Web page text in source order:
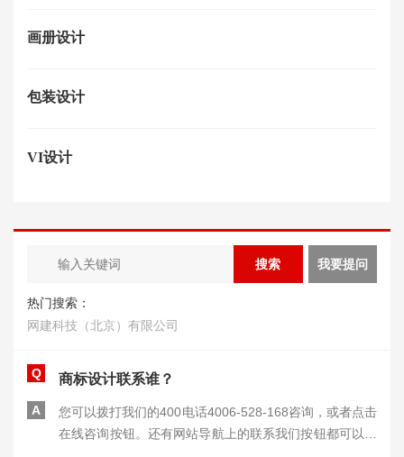
画册设计
包装设计
VI设计
热门搜索：
网建科技（北京）有限公司
Q 商标设计联系谁？
A
您可以拨打我们的400电话4006-528-168咨询，或者点击
在线咨询按钮。还有网站导航上的联系我们按钮都可以找